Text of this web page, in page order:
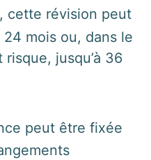
cette révision peut
24 mois ou, dans le
risque, jusqu’à 36
peut être fixée